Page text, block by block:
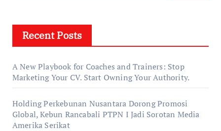
Recent Posts
A New Playbook for Coaches and Trainers: Stop
Marketing Your CV. Start Owning Your Authority.
Holding Perkebunan Nusantara Dorong Promosi
Global, Kebun Rancabali PTPN I Jadi Sorotan Media
Amerika Serikat